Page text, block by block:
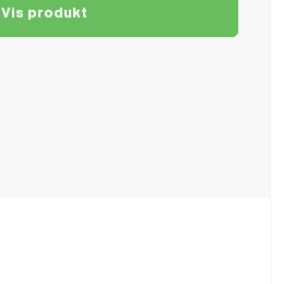
Vis produkt